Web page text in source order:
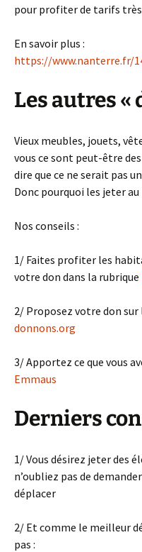
pour profiter de tarifs très
En savoir plus :
https://www.nanterre.fr/
Les autres «
Vieux meubles, jouets,
vous ce sont peut-être
dire que ce ne serait pas
Donc pourquoi les jeter
Nos conseils :
1/ Faites profiter les
votre don dans la rubrique
2/ Proposez votre don
donnons.org
3/ Apportez ce que vous
Emmaus
Derniers
1/ Vous désirez jeter des
n’oubliez pas de
déplacer
2/ Et comme le meilleur
pas :